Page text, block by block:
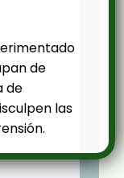
de
de
las